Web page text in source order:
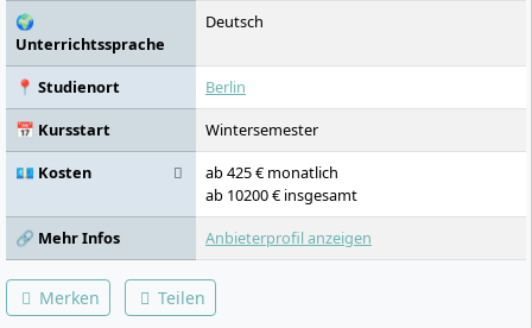
🌍
Unterrichtssprache
Deutsch
📍 Studienort
Berlin
📅 Kursstart
Wintersemester
💶 Kosten
ab 425 € monatlich
ab 10200 € insgesamt
🔗 Mehr Infos
Anbieterprofil anzeigen
Merken Teilen